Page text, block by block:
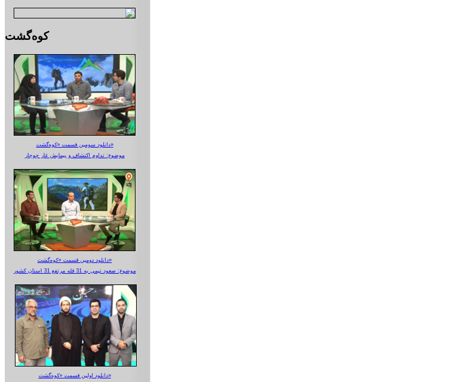
کوه‌گشت
دانلود سومین قسمت «کوه‌گشت»
موضوع: تداوم اکتشاف و پیمایش غار جوجار
دانلود دومین قسمت «کوه‌گشت»
موضوع: صعود تیمی به 31 قله مرتفع 31 استان کشور
دانلود اولین قسمت «کوه‌گشت»